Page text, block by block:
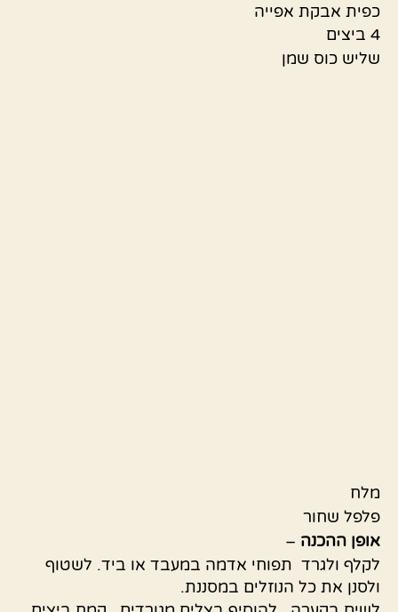
כפית אבקת אפייה
4 ביצים
שליש כוס שמן
מלח
פלפל שחור
אופן ההכנה –
לקלף ולגרד תפוחי אדמה במעבד או ביד. לשטוף
ולסנן את כל הנוזלים במסננת.